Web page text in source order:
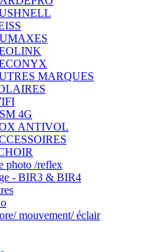
MARQUES
4G
ANTIVOL
photo /reflex
- BIR3 & BIR4
mouvement/ éclair